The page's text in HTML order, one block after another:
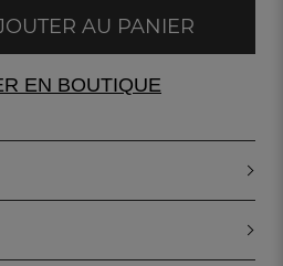
AU PANIER
EN BOUTIQUE